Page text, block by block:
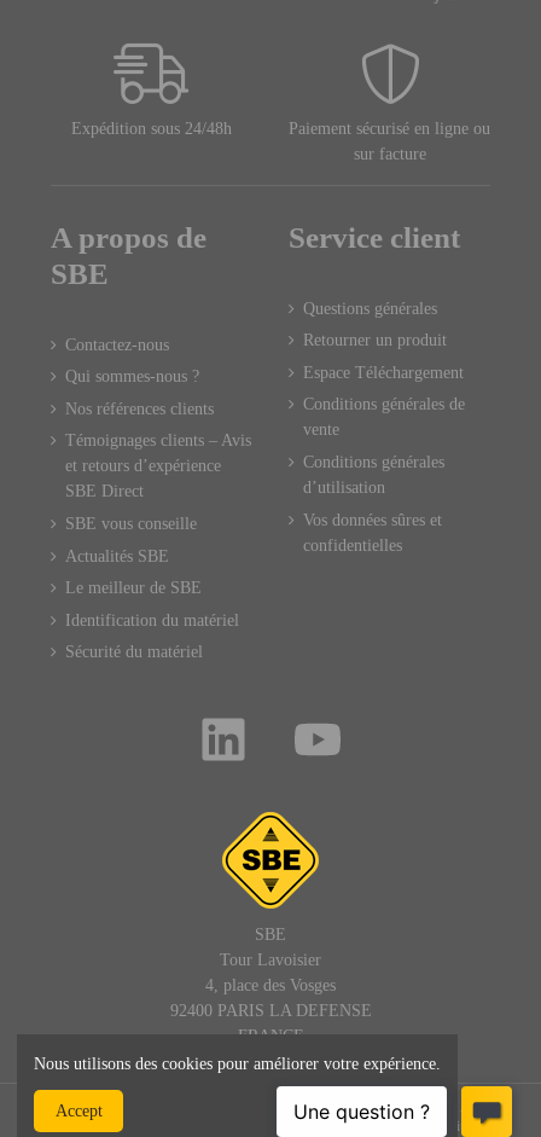
Expédition sous 24/48h
Paiement sécurisé en ligne ou
sur facture
A propos de
SBE
Contactez-nous
Qui sommes-nous ?
Nos références clients
Témoignages clients – Avis
et retours d’expérience
SBE Direct
SBE vous conseille
Actualités SBE
Le meilleur de SBE
Identification du matériel
Sécurité du matériel
Service client
Questions générales
Retourner un produit
Espace Téléchargement
Conditions générales de
vente
Conditions générales
d’utilisation
Vos données sûres et
confidentielles
SBE
Tour Lavoisier
4, place des Vosges
92400 PARIS LA DEFENSE
FRANCE
© SBE - 1992 - 2025 – Tous droits réservés : site, textes et images -
SBEDIRECT® est une marque de SBE - admin@sbedirect.com - Site
Nous utilisons des cookies pour améliorer votre expérience.
Accept